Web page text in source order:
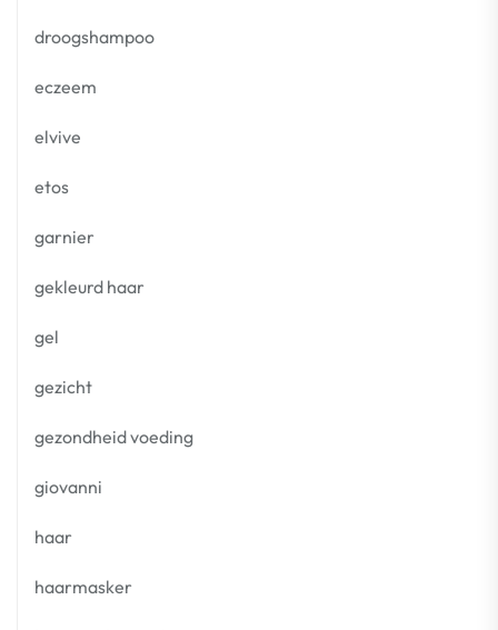
droogshampoo
eczeem
elvive
etos
garnier
gekleurd haar
gel
gezicht
gezondheid voeding
giovanni
haar
haarmasker